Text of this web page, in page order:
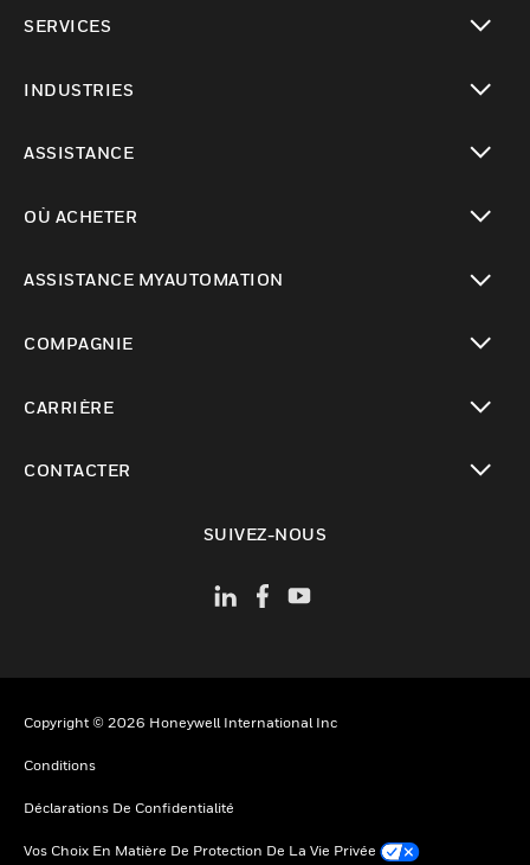
SERVICES
INDUSTRIES
ASSISTANCE
OÙ ACHETER
ASSISTANCE MYAUTOMATION
COMPAGNIE
CARRIÈRE
CONTACTER
SUIVEZ-NOUS
Copyright © 2026 Honeywell International Inc
Conditions
Déclarations De Confidentialité
Vos Choix En Matière De Protection De La Vie Privée